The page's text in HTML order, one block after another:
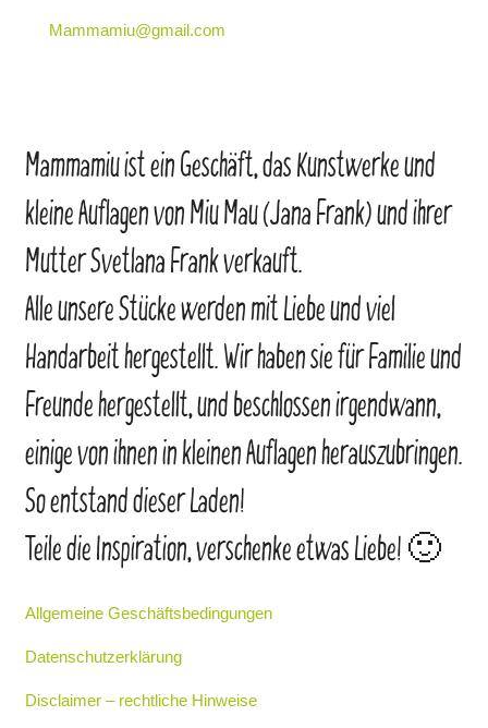
Mammamiu@gmail.com
Mammamiu ist ein Geschäft, das Kunstwerke und
kleine Auflagen von Miu Mau (Jana Frank) und ihrer
Mutter Svetlana Frank verkauft.
Alle unsere Stücke werden mit Liebe und viel
Handarbeit hergestellt. Wir haben sie für Familie und
Freunde hergestellt, und beschlossen irgendwann,
einige von ihnen in kleinen Auflagen herauszubringen.
So entstand dieser Laden!
Teile die Inspiration, verschenke etwas Liebe! 🙂
Allgemeine Geschäftsbedingungen
Datenschutzerklärung
Disclaimer – rechtliche Hinweise